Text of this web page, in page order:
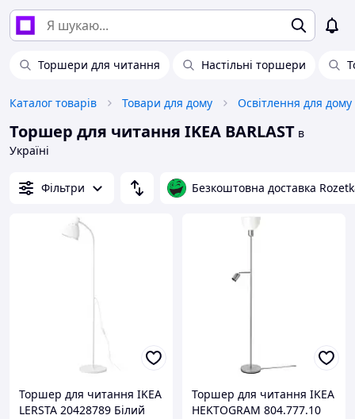
Торшери для читання Настільні торшери
Каталог товарів Товари для дому Освітлення для дому
Торшер для читання IKEA BARLAST в
Україні
Фільтри Безкоштовна доставка
Торшер для читання IKEA
LERSTA 20428789 Білий
Торшер для читання IKEA
HEKTOGRAM 804.777.10